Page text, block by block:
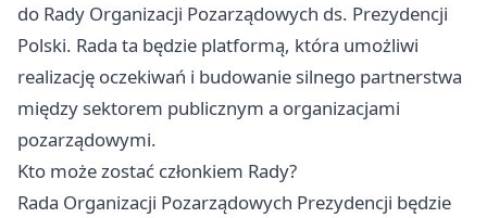
do Rady Organizacji Pozarządowych ds. Prezydencji
Polski. Rada ta będzie platformą, która umożliwi
realizację oczekiwań i budowanie silnego partnerstwa
między sektorem publicznym a organizacjami
pozarządowymi.
Kto może zostać członkiem Rady?
Rada Organizacji Pozarządowych Prezydencji będzie